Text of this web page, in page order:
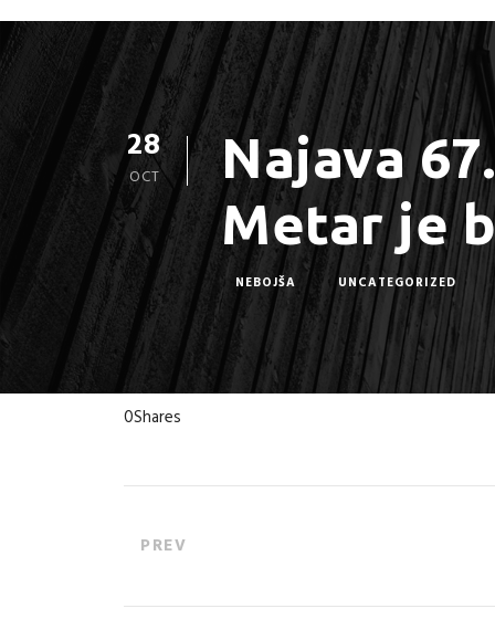
28
OCT
Najava
Metar je
NEBOJŠA UNCATEGORIZED
0Shares
PREV